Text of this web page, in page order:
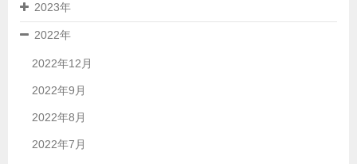
2023年
2022年
2022年12月
2022年9月
2022年8月
2022年7月